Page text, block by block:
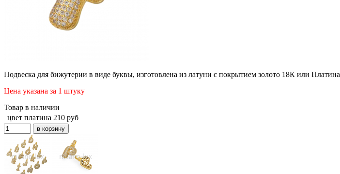
Подвеска для бижутерии в виде буквы, изготовлена из латуни с покрытием золото 18К или Платина
Цена указана за 1 штуку
Товар в наличии
цвет платина 210 руб